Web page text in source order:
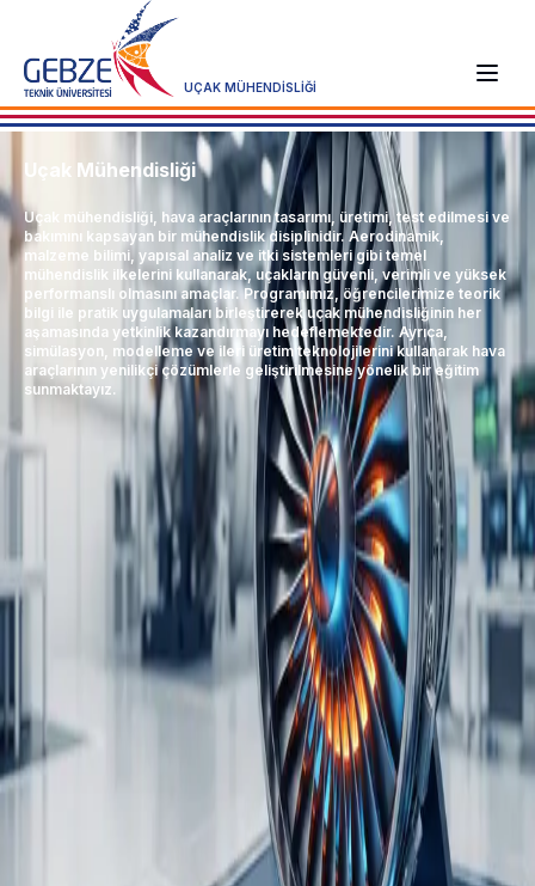
UÇAK MÜHENDİSLİĞİ
Uçak Mühendisliği
Uçak mühendisliği, hava araçlarının tasarımı, üretimi, test edilmesi ve
bakımını kapsayan bir mühendislik disiplinidir. Aerodinamik,
malzeme bilimi, yapısal analiz ve itki sistemleri gibi temel
mühendislik ilkelerini kullanarak, uçakların güvenli, verimli ve yüksek
performanslı olmasını amaçlar. Programımız, öğrencilerimize teorik
bilgi ile pratik uygulamaları birleştirerek uçak mühendisliğinin her
aşamasında yetkinlik kazandırmayı hedeflemektedir. Ayrıca,
simülasyon, modelleme ve ileri üretim teknolojilerini kullanarak hava
araçlarının yenilikçi çözümlerle geliştirilmesine yönelik bir eğitim
sunmaktayız.